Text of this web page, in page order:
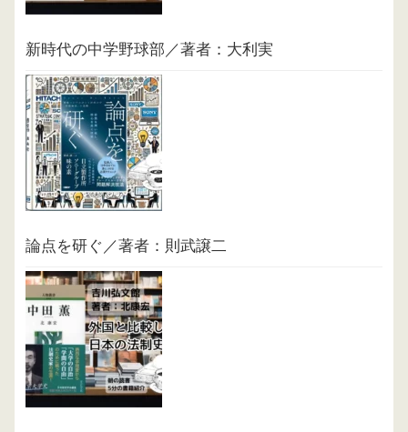
新時代の中学野球部／著者：大利実
論点を研ぐ／著者：則武譲二